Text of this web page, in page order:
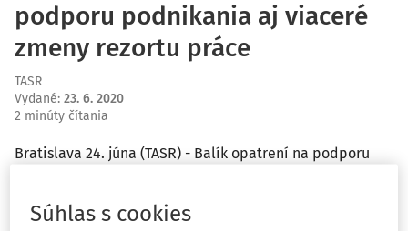
podporu podnikania aj viaceré
zmeny rezortu práce
TASR
Vydané: 23. 6. 2020
2 minúty čítania
Bratislava 24. júna (TASR) - Balík opatrení na podporu
zahraničnej politiky SR na tento rok. Aj o týchto témach
Súhlas s cookies